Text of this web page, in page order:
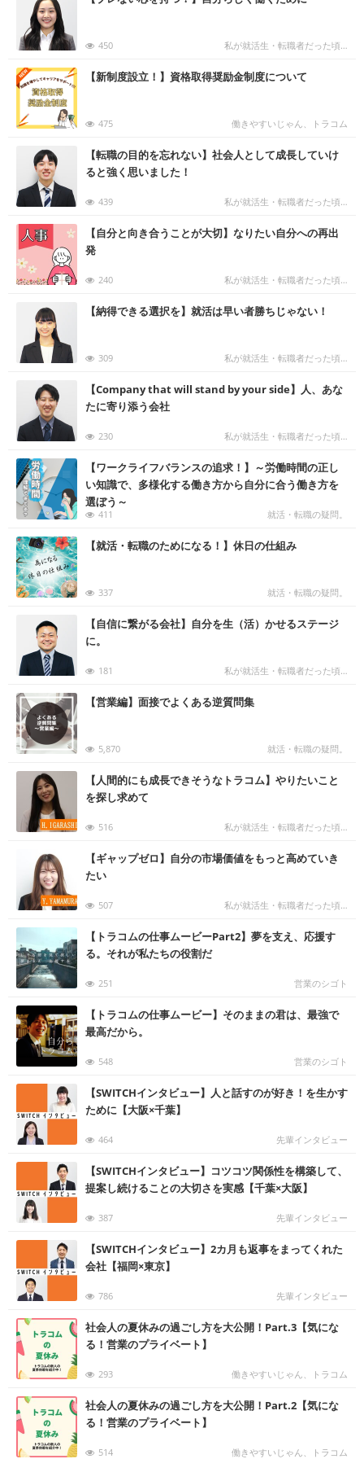
450 私が就活生・転職者だった頃…
【新制度設立！】資格取得奨励金制度について
475 働きやすいじゃん、トラコム
【転職の目的を忘れない】社会人として成長していけ
ると強く思いました！
439 私が就活生・転職者だった頃…
【自分と向き合うことが大切】なりたい自分への再出
発
240 私が就活生・転職者だった頃…
【納得できる選択を】就活は早い者勝ちじゃない！
309 私が就活生・転職者だった頃…
【Company that will stand by your side】人、あな
たに寄り添う会社
230 私が就活生・転職者だった頃…
【ワークライフバランスの追求！】～労働時間の正し
い知識で、多様化する働き方から自分に合う働き方を
選ぼう～
411 就活・転職の疑問。
【就活・転職のためになる！】休日の仕組み
337 就活・転職の疑問。
【自信に繋がる会社】自分を生（活）かせるステージ
に。
181 私が就活生・転職者だった頃…
【営業編】面接でよくある逆質問集
5,870 就活・転職の疑問。
【人間的にも成長できそうなトラコム】やりたいこと
を探し求めて
516 私が就活生・転職者だった頃…
【ギャップゼロ】自分の市場価値をもっと高めていき
たい
507 私が就活生・転職者だった頃…
【トラコムの仕事ムービーPart2】夢を支え、応援す
る。それが私たちの役割だ
251 営業のシゴト
【トラコムの仕事ムービー】そのままの君は、最強で
最高だから。
548 営業のシゴト
【SWITCHインタビュー】人と話すのが好き！を生かす
ために【大阪×千葉】
464 先輩インタビュー
【SWITCHインタビュー】コツコツ関係性を構築して、
提案し続けることの大切さを実感【千葉×大阪】
387 先輩インタビュー
【SWITCHインタビュー】2カ月も返事をまってくれた
会社【福岡×東京】
786 先輩インタビュー
社会人の夏休みの過ごし方を大公開！Part.3【気にな
る！営業のプライベート】
293 働きやすいじゃん、トラコム
社会人の夏休みの過ごし方を大公開！Part.2【気にな
る！営業のプライベート】
514 働きやすいじゃん、トラコム